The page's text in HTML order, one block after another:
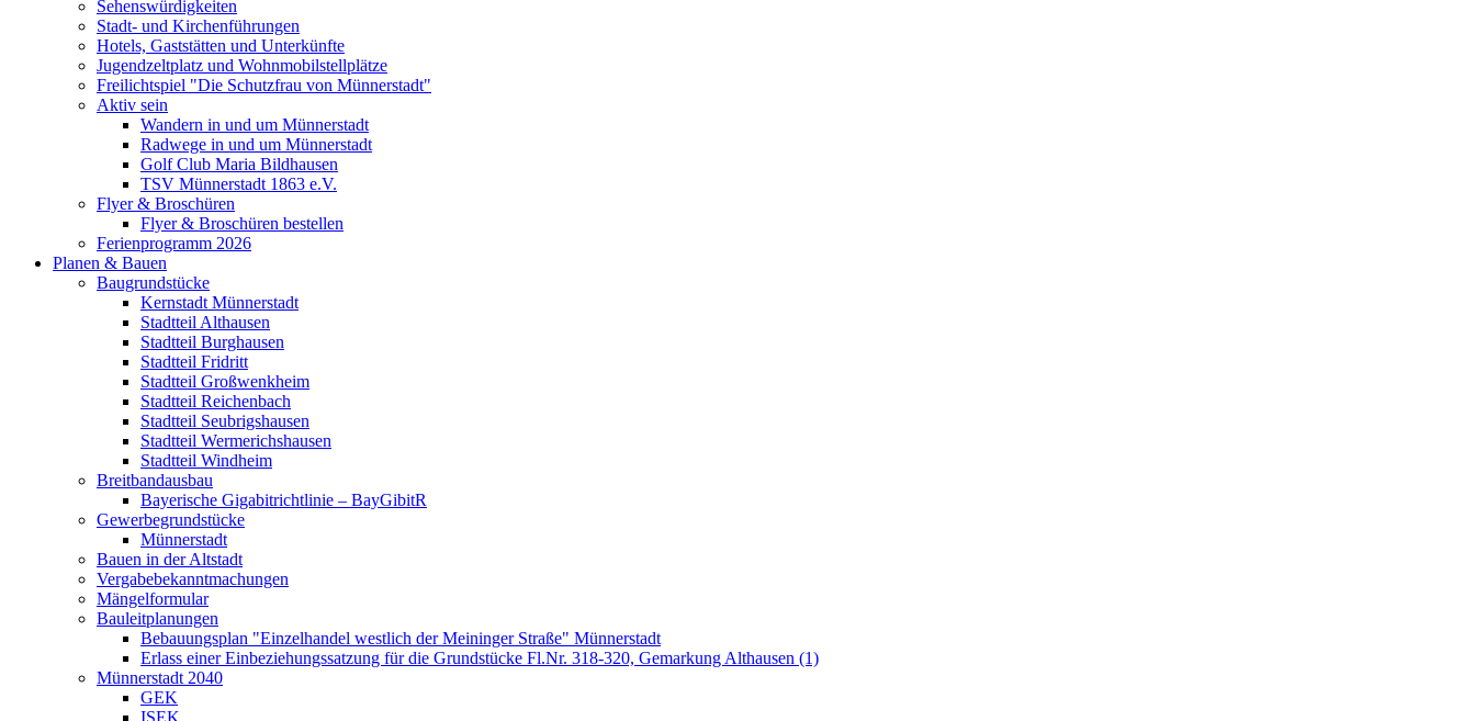
Sehenswürdigkeiten
Stadt- und Kirchenführungen
Hotels, Gaststätten und Unterkünfte
Jugendzeltplatz und Wohnmobilstellplätze
Freilichtspiel "Die Schutzfrau von Münnerstadt"
Aktiv sein
Wandern in und um Münnerstadt
Radwege in und um Münnerstadt
Golf Club Maria Bildhausen
TSV Münnerstadt 1863 e.V.
Flyer & Broschüren
Flyer & Broschüren bestellen
Ferienprogramm 2026
Planen & Bauen
Baugrundstücke
Kernstadt Münnerstadt
Stadtteil Althausen
Stadtteil Burghausen
Stadtteil Fridritt
Stadtteil Großwenkheim
Stadtteil Reichenbach
Stadtteil Seubrigshausen
Stadtteil Wermerichshausen
Stadtteil Windheim
Breitbandausbau
Bayerische Gigabitrichtlinie – BayGibitR
Gewerbegrundstücke
Münnerstadt
Bauen in der Altstadt
Vergabebekanntmachungen
Mängelformular
Bauleitplanungen
Bebauungsplan "Einzelhandel westlich der Meininger Straße" Münnerstadt
Erlass einer Einbeziehungssatzung für die Grundstücke Fl.Nr. 318-320, Gemarkung Althausen (1)
Münnerstadt 2040
GEK
ISEK